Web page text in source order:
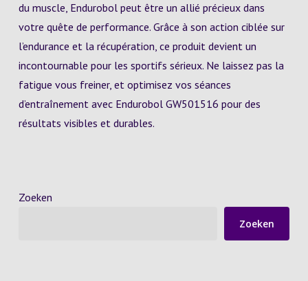
du muscle, Endurobol peut être un allié précieux dans
votre quête de performance. Grâce à son action ciblée sur
l’endurance et la récupération, ce produit devient un
incontournable pour les sportifs sérieux. Ne laissez pas la
fatigue vous freiner, et optimisez vos séances
d’entraînement avec Endurobol GW501516 pour des
résultats visibles et durables.
Zoeken
Zoeken